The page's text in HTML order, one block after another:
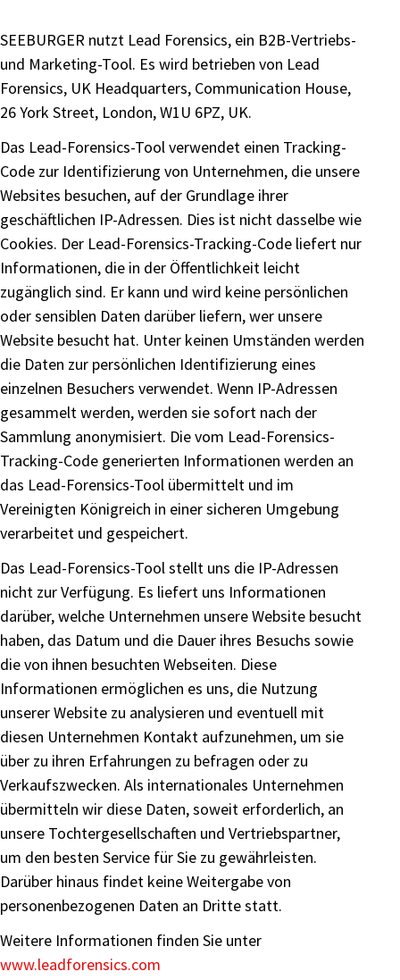
SEEBURGER nutzt Lead Forensics, ein B2B-Vertriebs-
und Marketing-Tool. Es wird betrieben von Lead
Forensics, UK Headquarters, Communication House,
26 York Street, London, W1U 6PZ, UK.
Das Lead-Forensics-Tool verwendet einen Tracking-
Code zur Identifizierung von Unternehmen, die unsere
Websites besuchen, auf der Grundlage ihrer
geschäftlichen IP-Adressen. Dies ist nicht dasselbe wie
Cookies. Der Lead-Forensics-Tracking-Code liefert nur
Informationen, die in der Öffentlichkeit leicht
zugänglich sind. Er kann und wird keine persönlichen
oder sensiblen Daten darüber liefern, wer unsere
Website besucht hat. Unter keinen Umständen werden
die Daten zur persönlichen Identifizierung eines
einzelnen Besuchers verwendet. Wenn IP-Adressen
gesammelt werden, werden sie sofort nach der
Sammlung anonymisiert. Die vom Lead-Forensics-
Tracking-Code generierten Informationen werden an
das Lead-Forensics-Tool übermittelt und im
Vereinigten Königreich in einer sicheren Umgebung
verarbeitet und gespeichert.
Das Lead-Forensics-Tool stellt uns die IP-Adressen
nicht zur Verfügung. Es liefert uns Informationen
darüber, welche Unternehmen unsere Website besucht
haben, das Datum und die Dauer ihres Besuchs sowie
die von ihnen besuchten Webseiten. Diese
Informationen ermöglichen es uns, die Nutzung
unserer Website zu analysieren und eventuell mit
diesen Unternehmen Kontakt aufzunehmen, um sie
über zu ihren Erfahrungen zu befragen oder zu
Verkaufszwecken. Als internationales Unternehmen
übermitteln wir diese Daten, soweit erforderlich, an
unsere Tochtergesellschaften und Vertriebspartner,
um den besten Service für Sie zu gewährleisten.
Darüber hinaus findet keine Weitergabe von
personenbezogenen Daten an Dritte statt.
Weitere Informationen finden Sie unter
www.leadforensics.com